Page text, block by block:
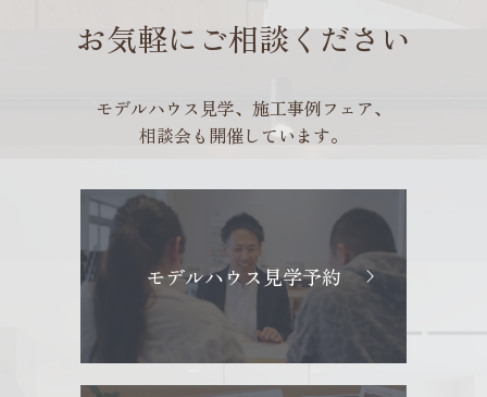
お気軽にご相談ください
モデルハウス見学、施工事例フェア、
相談会も開催しています。
モデルハウス見学予約